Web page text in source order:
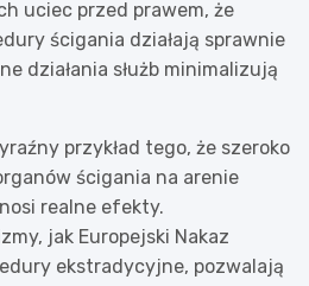
uciec przed prawem, że
ścigania działają sprawnie
działania służb minimalizują
przykład tego, że szeroko
ścigania na arenie
realne efekty.
jak Europejski Nakaz
ekstradycyjne, pozwalają